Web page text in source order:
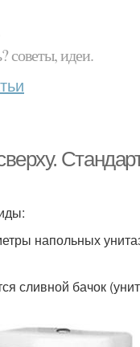
советы, идеи.
напольных
сливной бачок